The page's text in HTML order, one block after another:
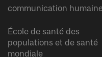
communication
École de santé des
populations et de santé
mondiale